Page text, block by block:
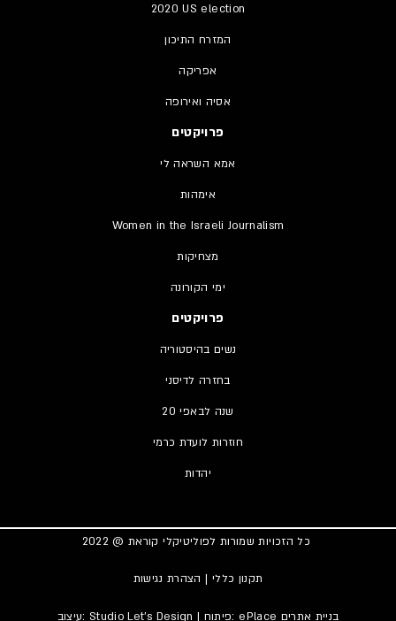
2020 US election
המזרח התיכון
אפריקה
אסיה ואירופה
פרויקטים
אמא השראה לי
אימהות
Women in the Israeli Journalism
מצחיקות
ימי הקורונה
פרויקטים
נשים בהיסטוריה
בחזרה לדיסני
20 שנה לבאפי
חוזרות לועדת כרמי
יהדות
תקנון כללי | הצהרת נגישות
עיצוב: Studio Let’s Design | פיתוח: ePlace בניית אתרים